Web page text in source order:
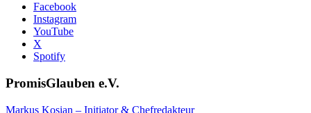
Facebook
Instagram
YouTube
X
Spotify
PromisGlauben e.V.
Markus Kosian – Initiator & Chefredakteur